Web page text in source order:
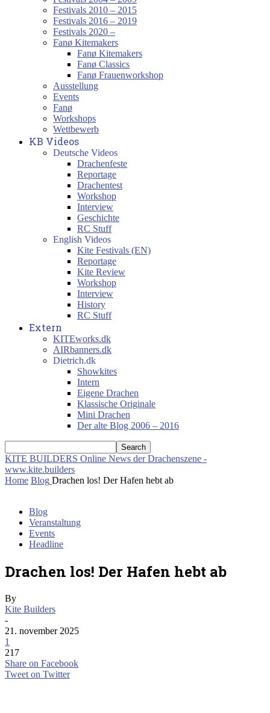
Festivals 2010 – 2015
Festivals 2016 – 2019
Festivals 2020 –
Fanø Kitemakers
Fanø Kitemakers
Fanø Classics
Fanø Frauenworkshop
Ausstellung
Events
Fanø
Workshops
Wettbewerb
KB Videos
Deutsche Videos
Drachenfeste
Reportage
Drachentest
Workshop
Interview
Geschichte
RC Stuff
English Videos
Kite Festivals (EN)
Reportage
Kite Review
Workshop
Interview
History
RC Stuff
Extern
KITEworks.dk
AIRbanners.dk
Dietrich.dk
Showkites
Intern
Eigene Drachen
Klassische Originale
Mini Drachen
Der alte Blog 2006 – 2016
KITE BUILDERS Online News der Drachenszene -
www.kite.builders
Home Blog Drachen los! Der Hafen hebt ab
Blog
Veranstaltung
Events
Headline
Drachen los! Der Hafen hebt ab
By
Kite Builders
-
21. november 2025
1
217
Share on Facebook
Tweet on Twitter